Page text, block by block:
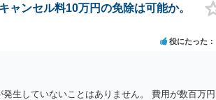
ャンセル料10万円の免除は可能か。
役にたった
生していないことはありません。 費用が数百万円